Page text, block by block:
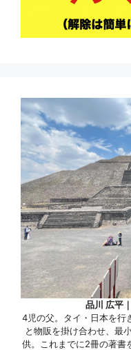
品川 広平
4児の父。タイ・日本を行
と物販を掛け合わせ、最
供。これまでに2冊の著書